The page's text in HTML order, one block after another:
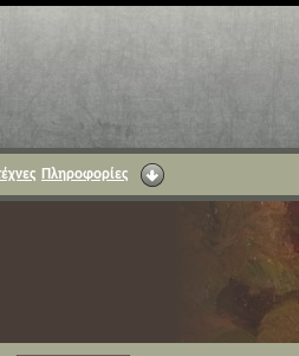
Πληροφορίες